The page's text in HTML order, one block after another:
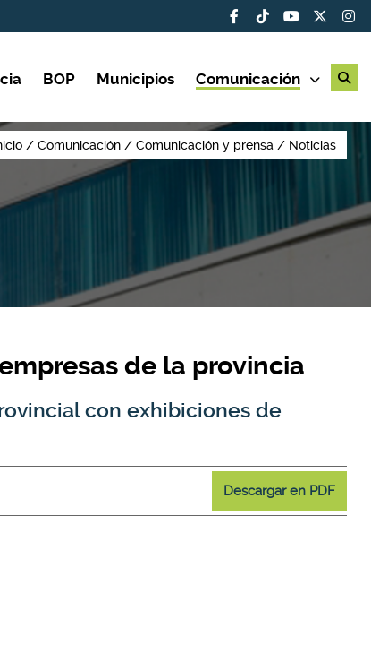
BOP Municipios Comunicación
Comunicación Comunicación y prensa Noticias
de la provincia
con exhibiciones de
Descargar en PDF